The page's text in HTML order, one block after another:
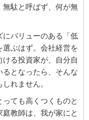
無駄と呼ばず、何が無
バリューのある「低
ぶはず。会社経営を
る投資家が、自分自
となったら、そんな
れません。
ても高くつくものと
教師は、我が家にと